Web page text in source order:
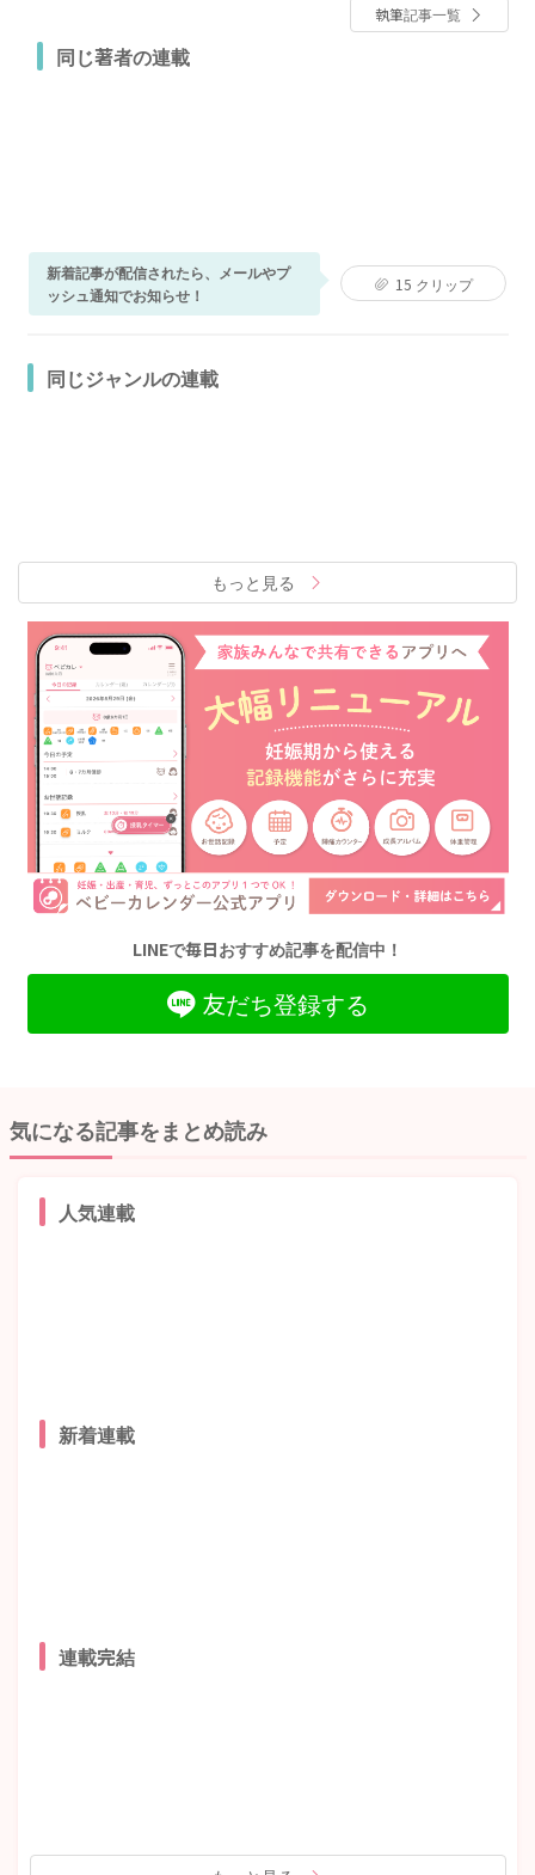
執筆記事一覧
同じ著者の連載
新着記事が配信されたら、メールやプ
ッシュ通知でお知らせ！
15 クリップ
同じジャンルの連載
もっと見る
LINEで毎日おすすめ記事を配信中！
友だち登録する
気になる記事をまとめ読み
人気連載
新着連載
連載完結